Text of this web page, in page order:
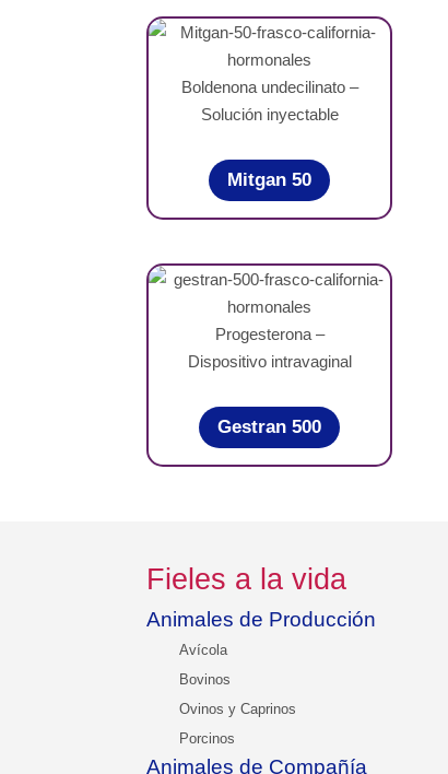
Boldenona undecilinato –
Solución inyectable
Mitgan 50
Progesterona –
Dispositivo intravaginal
Gestran 500
Fieles a la vida
Animales de Producción
Avícola
Bovinos
Ovinos y Caprinos
Porcinos
Animales de Compañía